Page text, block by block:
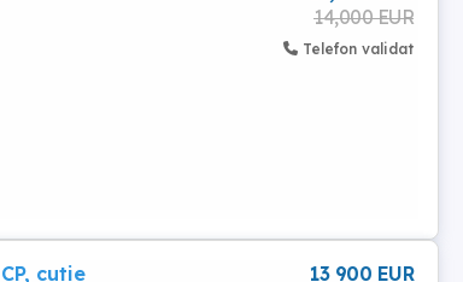
14,000 EUR
Telefon validat
cutie
13 900 EUR